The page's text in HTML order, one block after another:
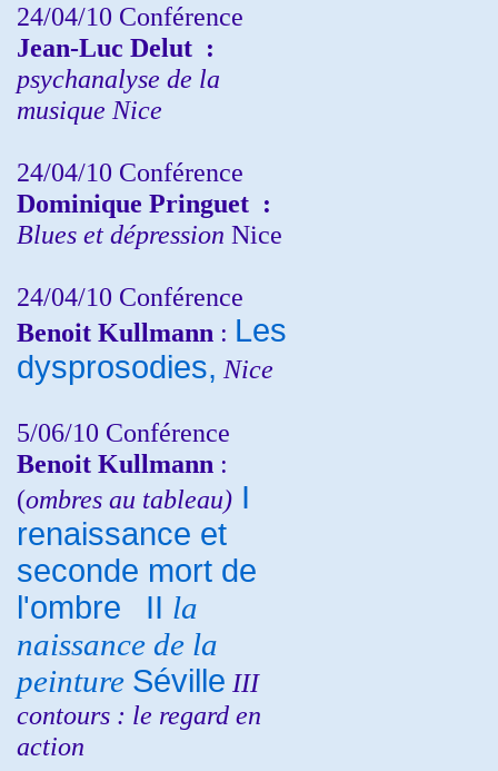
24/04/10 Conférence
Jean-Luc Delut :
psychanalyse de la
musique Nice
24/04/10 Conférence
Dominique Pringuet :
Blues et dépression Nice
24/04/10 Conférence
Benoit Kullmann : Les
dysprosodies, Nice
5/06/10 Conférence
Benoit Kullmann :
(ombres au tableau) I
renaissance et
seconde mort de
l'ombre
II la
naissance de la
peinture Séville III
contours : le regard en
action